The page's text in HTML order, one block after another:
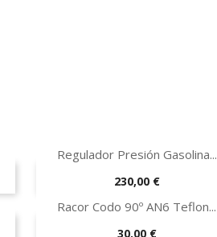
 Vista rápida
Regulador Presión Gasolina...
Precio
230,00 €
AÑADIR AL CARRITO
 Vista rápida
Racor Codo 90º AN6 Teflon...
Precio
30,00 €